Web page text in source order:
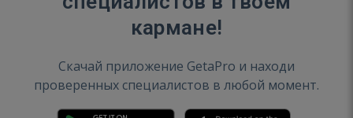
кармане!
Скачай приложение GetaPro и находи
проверенных специалистов в любой момент.